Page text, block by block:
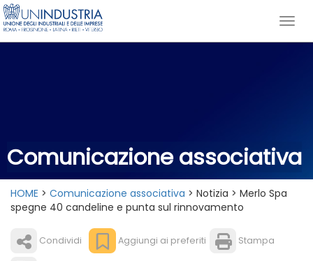
Comunicazione associativa
HOME > Comunicazione associativa > Notizia > Merlo Spa
spegne 40 candeline e punta sul rinnovamento
Condividi Aggiungi ai preferiti Stampa